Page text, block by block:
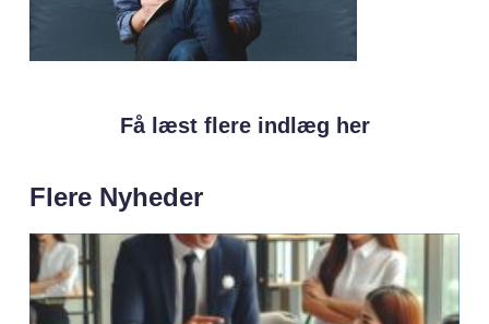
Få læst flere indlæg her
Flere Nyheder